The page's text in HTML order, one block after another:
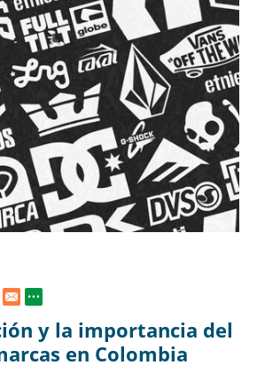
y la importancia del
en Colombia